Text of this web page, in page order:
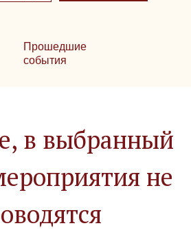
Прошедшие
события
в выбранный
не